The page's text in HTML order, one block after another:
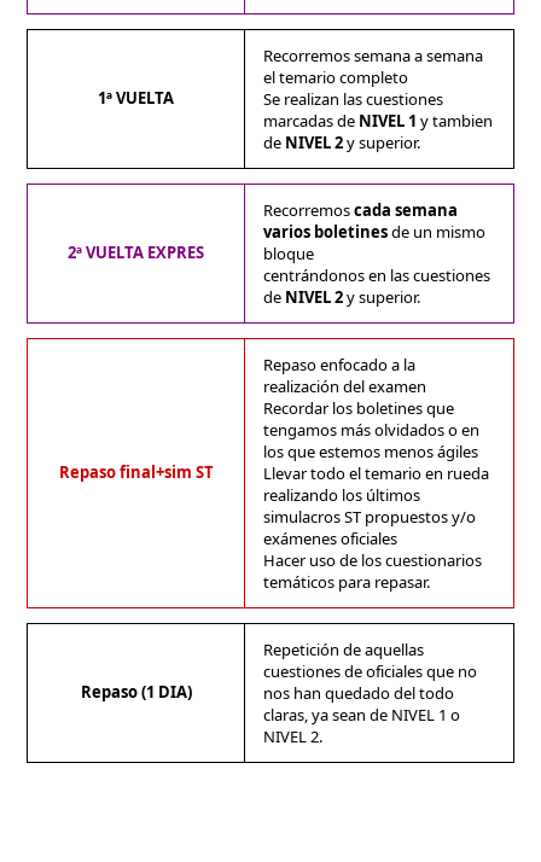
1ª VUELTA
Recorremos semana a semana
el temario completo
Se realizan las cuestiones
marcadas de NIVEL 1 y tambien
de NIVEL 2y superior.
2ª VUELTA EXPRES
Recorremoscada semana
varios boletinesde un mismo
bloque
centrándonos en las cuestiones
de NIVEL 2y superior.
Repaso final+sim ST
Repaso enfocado a la
realización del examen
Recordar los boletines que
tengamos más olvidados o en
los que estemos menos ágiles
Llevar todo el temario en rueda
realizando los últimos
simulacros ST propuestos y/o
exámenes oficiales
Hacer uso de los cuestionarios
temáticos para repasar.
Repaso (1 DIA)
Repetición de aquellas
cuestiones de oficiales que no
nos han quedado del todo
claras, ya sean de NIVEL 1 o
NIVEL 2.